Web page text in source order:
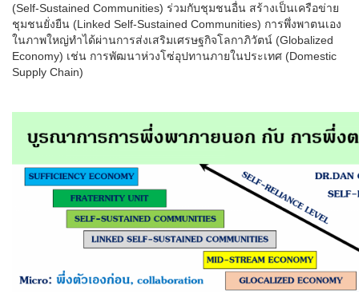
(Self-Sustained Communities) ร่วมกับชุมชนอื่น สร้างเป็นเครือข่าย
ชุมชนยั่งยืน (Linked Self-Sustained Communities) การพึ่งพาตนเอง
ในภาพใหญ่ทำได้ผ่านการส่งเสริมเศรษฐกิจโลกาภิวัตน์ (Globalized
Economy) เช่น การพัฒนาห่วงโซ่อุปทานภายในประเทศ (Domestic
Supply Chain)